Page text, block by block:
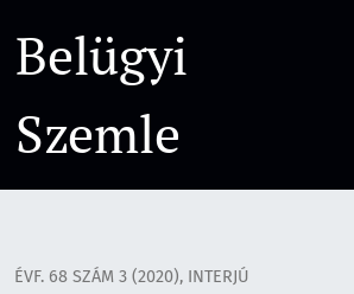
Belügyi
Szemle
ÉVF. 68 SZÁM 3 (2020), INTERJÚ